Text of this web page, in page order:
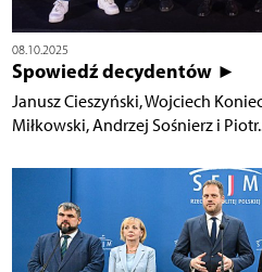
08.10.2025
Spowiedź decydentów ►
Janusz Cieszyński, Wojciech
Miłkowski, Andrzej Sośnierz i